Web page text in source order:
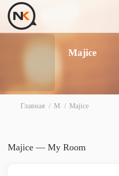
Majice
Главная M Majice
Majice — My Room